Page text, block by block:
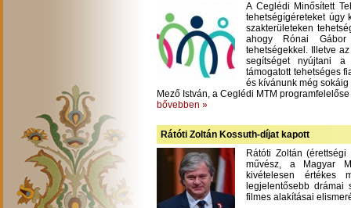
A Ceglédi Minősített
tehetségígéreteket úgy
szakterületeken
ahogy Rónai Gábor
tehetségekkel. Illetve
segítséget nyújtani a
támogatott tehetséges
és kívánunk még
Mező István, a Ceglédi MTM programfelelőse
bővebben »
Rátóti Zoltán Kossuth-díjat kapott
Rátóti Zoltán
művész, a Magyar
kivételesen értékes
legjelentősebb drámai
filmes alakításai